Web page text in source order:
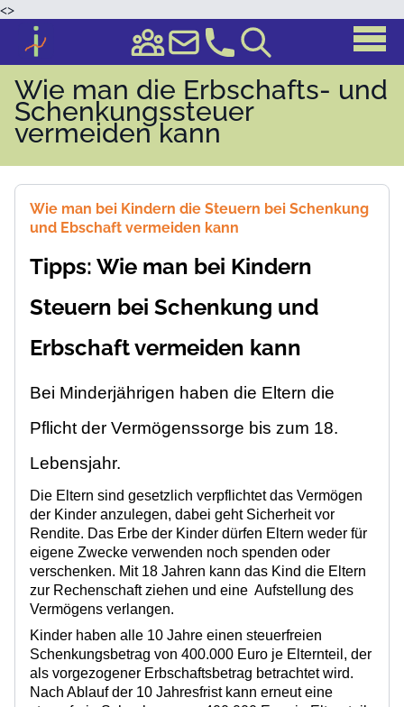
<>
Wie man die Erbschafts- und
Schenkungssteuer
vermeiden kann
Wie man bei Kindern die Steuern bei Schenkung
und Ebschaft vermeiden kann
Tipps: Wie man bei Kindern
Steuern bei Schenkung und
Erbschaft vermeiden kann
Bei Minderjährigen haben die Eltern die
Pflicht der Vermögenssorge bis zum 18.
Lebensjahr.
Die Eltern sind gesetzlich verpflichtet das Vermögen
der Kinder anzulegen, dabei geht Sicherheit vor
Rendite. Das Erbe der Kinder dürfen Eltern weder für
eigene Zwecke verwenden noch spenden oder
verschenken. Mit 18 Jahren kann das Kind die Eltern
zur Rechenschaft ziehen und eine Aufstellung des
Vermögens verlangen.
Kinder haben alle 10 Jahre einen steuerfreien
Schenkungsbetrag von 400.000 Euro je Elternteil , der
als vorgezogener Erbschaftsbetrag betrachtet wird.
Nach Ablauf der 10 Jahresfrist kann erneut eine